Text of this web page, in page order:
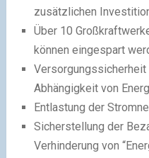
zusätzlichen
Über 10
können eingespart
Abhängigkeit von
Entlastung der
Sicherstellung der
Verhinderung von